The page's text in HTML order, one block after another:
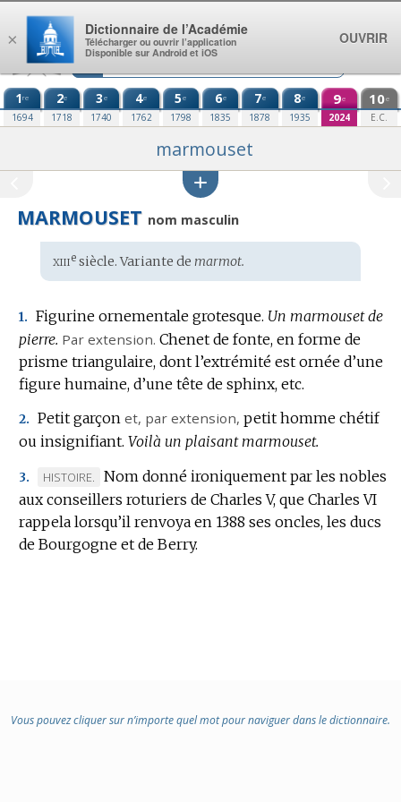
Aller au contenu
1re
1694
2e
1718
3e
1740
4e
1762
5e
1798
6e
1835
7e
1878
8e
1935
9e
2024
10e
E.C.
marmouset
MARMOUSET nom masculin
Étymologie
:
xiiiesiècle. Variante de marmot.
1. Figurine ornementale grotesque. Un marmouset de
pierre. Par extension. Chenet de fonte, en forme de
prisme triangulaire, dont l’extrémité est ornée d’une
figure humaine, d’une tête de sphinx, etc.
2. Petit garçon et, par extension, petit homme chétif
ou insignifiant. Voilà un plaisant marmouset.
3.
MARQUE
DE
DOMAINE
:
HISTOIRE.
Nom donné ironiquement par les nobles
aux conseillers roturiers de Charles V, que Charles VI
rappela lorsqu’il renvoya en 1388 ses oncles, les ducs
de Bourgogne et de Berry.
Vous pouvez cliquer sur n’importe quel mot pour naviguer dans le dictionnaire.
×
Dictionnaire de l’Académie
Télécharger ou ouvrir l’application
Disponible sur Android et iOS
OUVRIR